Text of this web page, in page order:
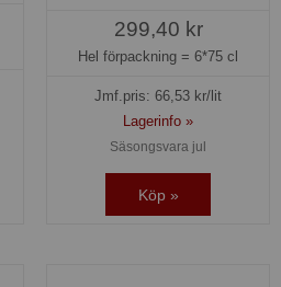
299,40 kr
Hel förpackning = 6*75 cl
Jmf.pris: 66,53 kr/lit
Lagerinfo »
Säsongsvara jul
Köp »